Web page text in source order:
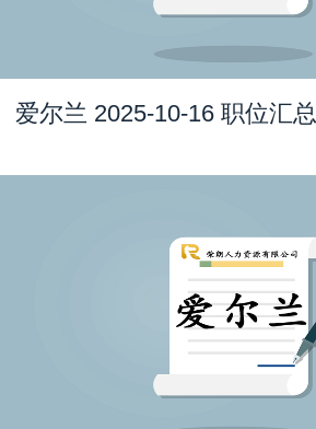
爱尔兰 2025-10-16 职位汇总